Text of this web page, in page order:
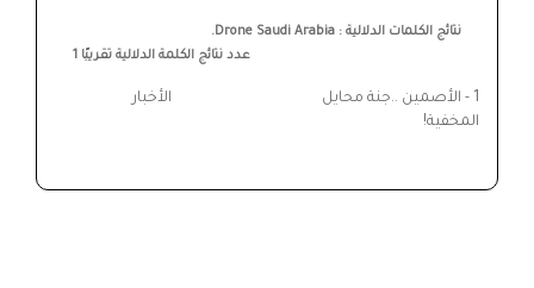
نتائج الكلمات الدلالية : Drone Saudi Arabia.
عدد نتائج الكلمة الدلالية تقريبًا 1
1 -
الأصمين ..جنة محايل
المخفية!
الأخبار